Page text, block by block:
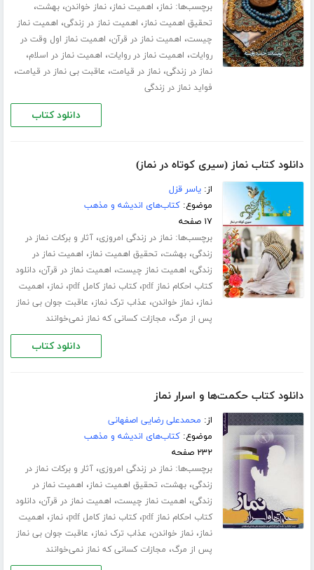
برچسب‌ها:نماز، اهمیت نماز،نماز خواندن،بهشت،
تحقیق اهمیت نماز، اهمیت نماز در زندگی، اهمیت نماز
چیست، اهمیت نماز در قرآن، اهمیت نماز اول وقت در
روایات، اهمیت نماز در روایات، اهمیت نماز در اسلام،
نماز در زندگی،نماز در قیامت، عاقبت بی نماز در قیامت،
فواید نماز در زندگی
دانلود کتاب
دانلود کتاب نماز (سیری کوتاه در نماز)
از:یاسر قزل
موضوع:کتاب‌های اندیشه و مذهب
۱۷ صفحه
برچسب‌ها:نماز در زندگی امروزی،آثار و برکات نماز در
زندگی،بهشت، تحقیق اهمیت نماز، اهمیت نماز در
زندگی، اهمیت نماز چیست، اهمیت نماز در قرآن،دانلود
کتاب احکام نماز pdf
،کتاب نماز کامل pdf ،نماز، اهمیت
نماز،نماز خواندن، عذاب ترک نماز، عاقبت جوان بی نماز
پس از مرگ، مجازات کسانی که نماز نمی‌خوانند
دانلود کتاب
دانلود کتاب حکمت‌ها و اسرار نماز
از: محمدعلی رضایی اصفهانی
موضوع:کتاب‌های اندیشه و مذهب
۲۳۲ صفحه
برچسب‌ها:نماز در زندگی امروزی،آثار و برکات نماز در
زندگی،بهشت، تحقیق اهمیت نماز، اهمیت نماز در
زندگی، اهمیت نماز چیست، اهمیت نماز در قرآن،دانلود
کتاب احکام نماز pdf
،کتاب نماز کامل pdf ،نماز، اهمیت
نماز،نماز خواندن، عذاب ترک نماز، عاقبت جوان بی نماز
پس از مرگ، مجازات کسانی که نماز نمی‌خوانند